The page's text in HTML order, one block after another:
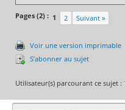
Pages (2) : 1 2 Suivant »
Voir une version imprimable
S’abonner au sujet
Utilisateur(s) parcourant ce sujet :